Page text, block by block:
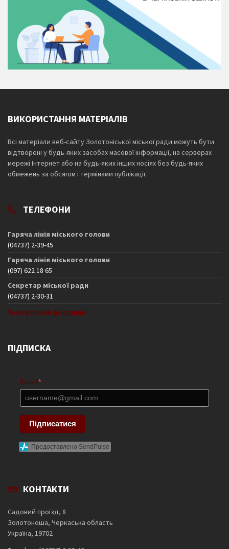
ВИКОРИСТАННЯ МАТЕРІАЛІВ
Всі матеріали веб-сайту Золотоніської міської ради можуть бути
відтворені у будь-яких засобах масової інформації, на серверах
мережі Інтернет або на будь-яких інших носіях без будь-яких
обмежень за обсягом і термінами публікації.
ТЕЛЕФОНИ
Гаряча лінія міського голови
(04737) 2-39-45
Гаряча лінія міського голови
(097) 622 18 65
Секретар міської ради
(04737) 2-30-31
Телефонний довідник
ПІДПИСКА
Email *
Підписатися
Предоставлено SendPulse
КОНТАКТИ
Садовий проїзд, 8
Золотоноша, Черкаська область
Україна, 19702